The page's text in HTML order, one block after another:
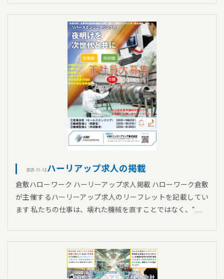
2025-11-12 ハーリアップ求人の掲載
倉敷ハローワーク ハーリーアップ求人掲載 ハローワーク倉敷
が主催するハーリーアップ求人のリーフレットを記載してい
ます 私たちの仕事は、壊れた機械を直すことではなく、“……